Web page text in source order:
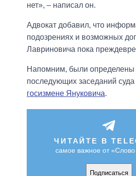
нет», – написал он.
Адвокат добавил, что
подозрениях и возможных
Лавриновича пока
Напомним, были определены
последующих заседаний суда
госизмене Януковича.
ЧИТАЙТЕ В
самое важное от
Подписаться